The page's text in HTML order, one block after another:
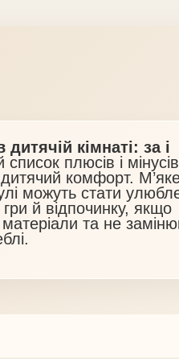
кімнаті: за і
плюсів і
комфорт.
можуть стати
й відпочинку, якщо
та не